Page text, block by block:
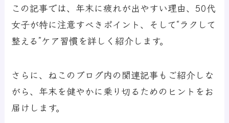
この記事では、年末に疲れが出やすい理由、50代
女子が特に注意すべきポイント、そして“ラクして
整える”ケア習慣を詳しく紹介します。
さらに、ねこのブログ内の関連記事もご紹介しな
がら、年末を健やかに乗り切るためのヒントをお
届けします。